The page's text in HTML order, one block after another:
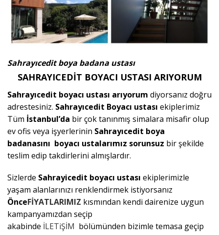
Sahrayıcedit boya badana ustası
SAHRAYICEDİT BOYACI USTASI ARIYORUM
Sahrayıcedit boyacı ustası arıyorum diyorsanız doğru
adrestesiniz. Sahrayıcedit Boyacı ustası ekiplerimiz
Tüm İstanbul’da bir çok tanınmış simalara misafir olup
ev ofis veya işyerlerinin Sahrayıcedit boya
badanasını boyacı ustalarımız sorunsuz bir şekilde
teslim edip takdirlerini almışlardır.
Sizlerde Sahrayicedit boyacı ustası ekiplerimizle
yaşam alanlarınızı renklendirmek istiyorsanız
ÖnceFİYATLARIMIZ kısmından kendi dairenize uygun
kampanyamızdan seçip
akabinde İLETiŞİM bölümünden bizimle temasa geçip